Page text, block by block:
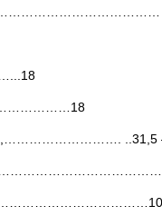
..31,5
…………………………………10